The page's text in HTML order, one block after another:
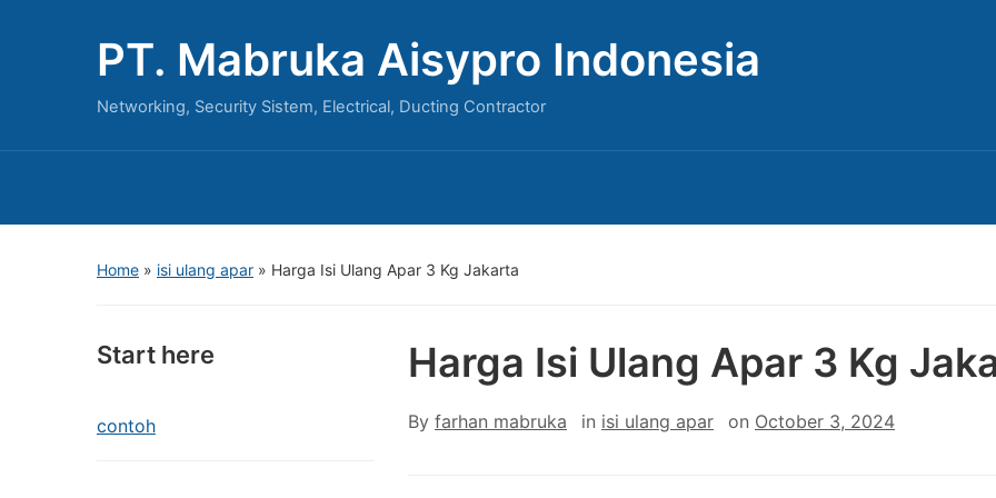
PT. Mabruka Aisypro Indonesia
Networking, Security Sistem, Electrical, Ducting Contractor
Home » isi ulang apar » Harga Isi Ulang Apar 3 Kg Jakarta
Start here
contoh
Harga Isi Ulang Apar 3 Kg
By farhan mabruka in isi ulang apar on October 3, 2024